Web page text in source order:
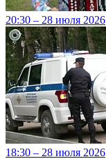
20:30 – 28 июля 2026
18:30 – 28 июля 2026